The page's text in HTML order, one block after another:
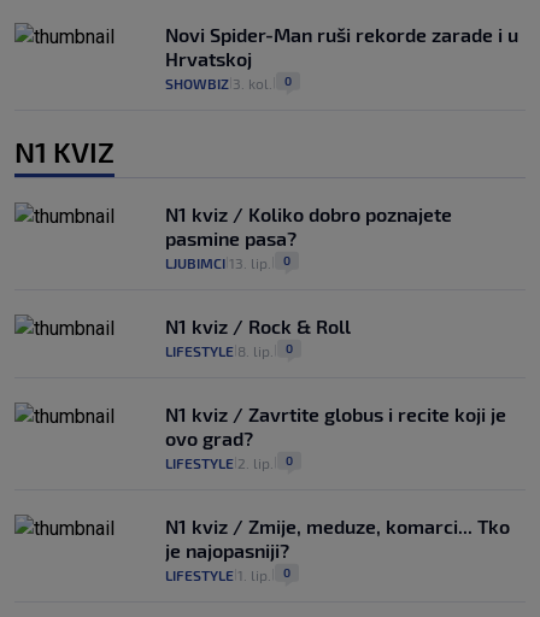
Novi Spider-Man ruši rekorde zarade i u
Hrvatskoj
SHOWBIZ 3. kol. 0
N1 KVIZ
N1 kviz / Koliko dobro poznajete
pasmine pasa?
LJUBIMCI 13. lip. 0
N1 kviz / Rock & Roll
LIFESTYLE 8. lip. 0
N1 kviz / Zavrtite globus i recite koji je
ovo grad?
LIFESTYLE 2. lip. 0
N1 kviz / Zmije, meduze, komarci... Tko
je najopasniji?
LIFESTYLE 1. lip. 0